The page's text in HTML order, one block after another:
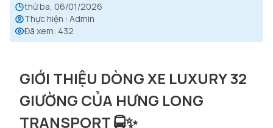
thứ ba, 06/01/2026
Thực hiện : Admin
Đã xem: 432
GIỚI THIỆU DÒNG XE LUXURY 32
GIƯỜNG CỦA HƯNG LONG
TRANSPORT 🚍✨